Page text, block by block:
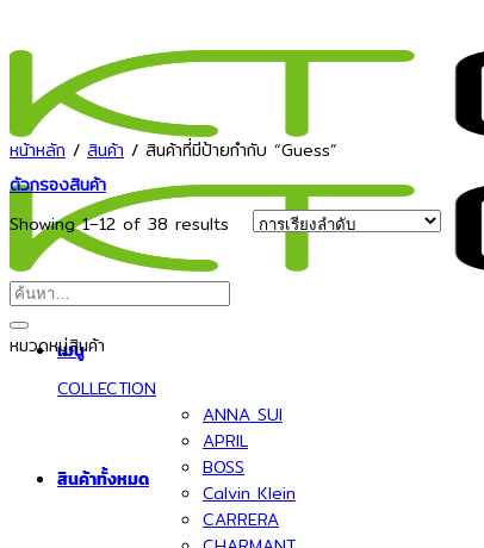
ไป
เนื้อหา
เมนู
สินค้าทั้งหมด
หน้าหลัก / สินค้า / สินค้าที่มีป้ายกำกับ “Guess”
ตัวกรองสินค้า
Showing 1–12 of 38 results
ค้นหา:
หมวดหมู่สินค้า
COLLECTION
ANNA SUI
APRIL
BOSS
Calvin Klein
CARRERA